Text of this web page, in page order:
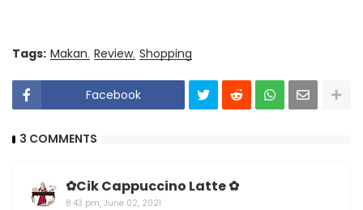
Tags: Makan Review Shopping
Facebook
3 COMMENTS
✿Cik Cappuccino Latte ✿
8:43 pm, June 02, 2021